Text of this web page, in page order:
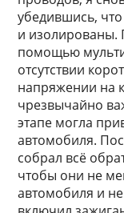
убедившись,
и изолированы.
помощью
отсутствии
напряжении на
чрезвычайно
этапе могла
автомобиля.
собрал всё
чтобы они не
автомобиля и